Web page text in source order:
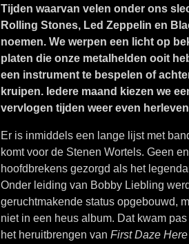
Tijden waarvan velen onder ons
Rolling Stones, Led Zeppelin en
noemen. We werpen een licht op
platen die onze metalhelden ooit
een instrument te bespelen of
kruipen. Iedere maand kiezen we
vervlogen tijden weer even
Er is inmiddels een lange lijst met
komt voor de Stenen Wortels. Geen
hoofdbrekens gezorgd als het
Onder leiding van Bobby Liebling
geruchtmakende status opgebouwd,
niet in een heus album. Dat kwam
het heruitbrengen van First Daze Here